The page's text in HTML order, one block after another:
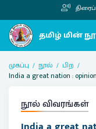
முகப்பு நூல்
பிற
India a great nation :
நூல் விவரங்கள்